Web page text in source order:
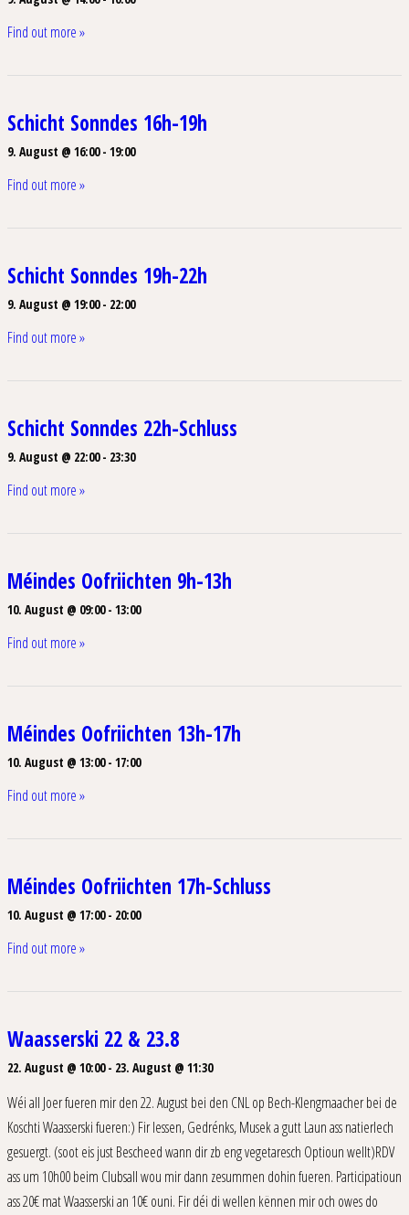
Find out more »
Schicht Sonndes 16h-19h
9. August @ 16:00- 19:00
Find out more »
Schicht Sonndes 19h-22h
9. August @ 19:00- 22:00
Find out more »
Schicht Sonndes 22h-Schluss
9. August @ 22:00- 23:30
Find out more »
Méindes Oofriichten 9h-13h
10. August @ 09:00- 13:00
Find out more »
Méindes Oofriichten 13h-17h
10. August @ 13:00- 17:00
Find out more »
Méindes Oofriichten 17h-Schluss
10. August @ 17:00- 20:00
Find out more »
Waasserski 22 & 23.8
22. August @ 10:00- 23. August @ 11:30
Wéi all Joer fueren mir den 22. August bei den CNL op Bech-Klengmaacher bei de
Koschti Waasserski fueren:) Fir Iessen, Gedrénks, Musek a gutt Laun ass natierlech
gesuergt. (soot eis just Bescheed wann dir zb eng vegetaresch Optioun wellt)RDV
ass um 10h00 beim Clubsall wou mir dann zesummen dohin fueren. Participatioun
ass 20€ mat Waasserski an 10€ ouni. Fir déi di wellen kënnen mir och owes do